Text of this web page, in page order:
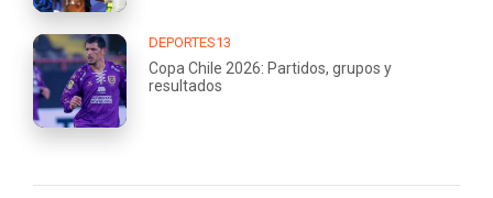
DEPORTES13
Copa Chile 2026: Partidos, grupos y
resultados